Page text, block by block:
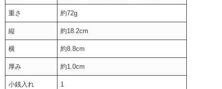
重さ 約72g
縦 約18.2cm
横 約8.8cm
厚み 約1.0cm
小銭入れ 1